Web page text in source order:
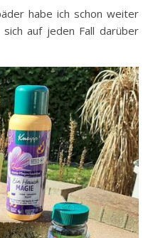
habe ich schon weiter
auf jeden Fall darüber